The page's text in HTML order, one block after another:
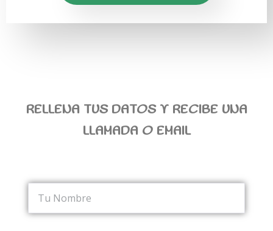
RELLENA TUS DATOS Y RECIBE UNA
LLAMADA O EMAIL